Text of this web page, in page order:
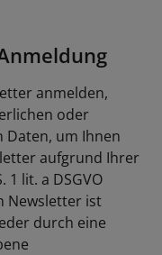
anmelden,
oder
um Ihnen
aufgrund Ihrer
1 lit. a DSGVO
Newsletter ist
durch eine